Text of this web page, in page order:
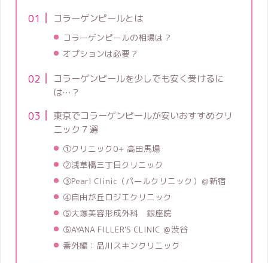
コラーゲンピールとは
コラーゲンピールの相場は？
オプションは必要？
コラーゲンピールを少しでも安く受けるに
は…？
東京でコラーゲンピールが安いおすすめクリ
ニック７選
①クリニック0+ 高田馬場
②浅草橋三丁目クリニック
③Pearl Clinic（パールクリニック）＠新宿
④自由が丘ロジエクリニック
⑤大塚美容形成外科 銀座院
⑥AYANA FILLER'S CLINIC ＠渋谷
番外編：品川スキンクリニック